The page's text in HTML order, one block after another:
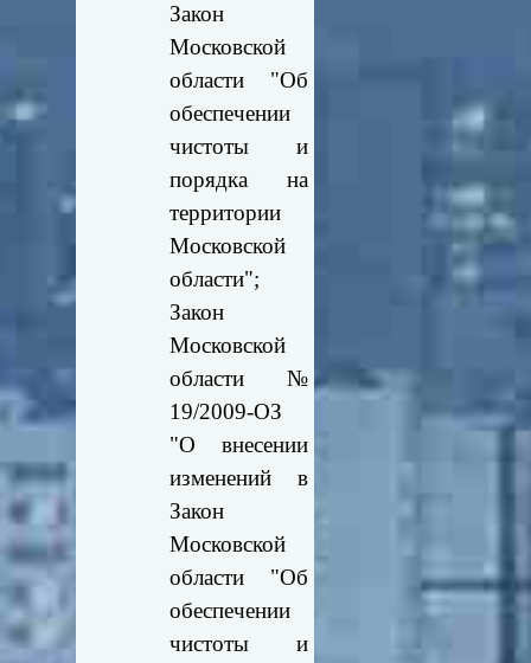
Закон
Московской
области "Об
обеспечении
чистоты и
порядка на
территории
Московской
области";
Закон
Московской
области №
19/2009-ОЗ
"О внесении
изменений в
Закон
Московской
области "Об
обеспечении
чистоты и